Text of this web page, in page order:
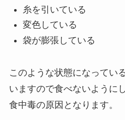
糸を引いている
変色している
袋が膨張している
このような状態になってい
いますので食べないように
食中毒の原因となります。